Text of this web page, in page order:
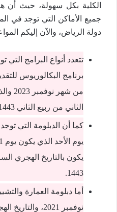
الكلية بكل سهولة، حيث أن
جميع الأماكن التي توجد في
دولة الرياض، والآن إليكم
تتعدد أنواع البرامج
من
الثاني من ربيع الثاني 1443.
كما أن الدبلومة التي
يكون بالتاريخ الهجري
1443.